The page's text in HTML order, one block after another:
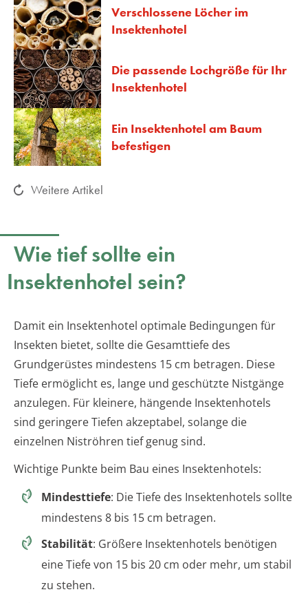
Verschlossene Löcher im
Insektenhotel
Die passende Lochgröße für Ihr
Insektenhotel
Ein Insektenhotel am Baum
befestigen
Weitere Artikel
Wie tief sollte ein
Insektenhotel sein?
Damit ein Insektenhotel optimale Bedingungen für
Insekten bietet, sollte die Gesamttiefe des
Grundgerüstes mindestens 15 cm betragen. Diese
Tiefe ermöglicht es, lange und geschützte Nistgänge
anzulegen. Für kleinere, hängende Insektenhotels
sind geringere Tiefen akzeptabel, solange die
einzelnen Niströhren tief genug sind.
Wichtige Punkte beim Bau eines Insektenhotels:
Mindesttiefe: Die Tiefe des Insektenhotels sollte
mindestens 8 bis 15 cm betragen.
Stabilität: Größere Insektenhotels benötigen
eine Tiefe von 15 bis 20 cm oder mehr, um stabil
zu stehen.